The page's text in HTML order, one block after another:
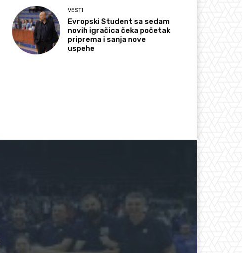
VESTI
Evropski Student sa sedam
novih igračica čeka početak
priprema i sanja nove
uspehe